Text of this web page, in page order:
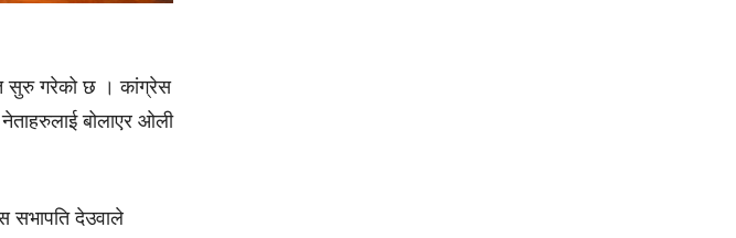
सुरु गरेको छ । कांग्रेस
बोलाएर ओली
सभापति देउवाले